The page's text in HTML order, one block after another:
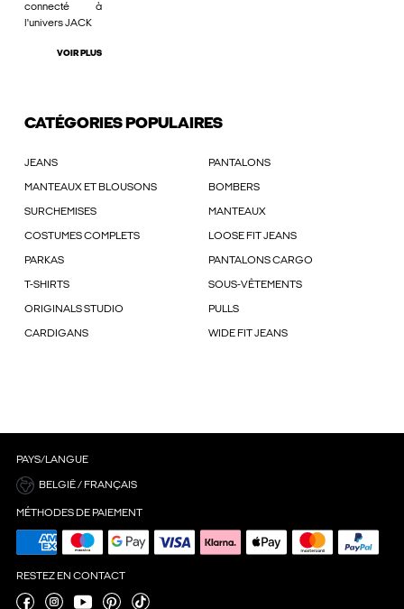
connecté à
l'univers JACK
VOIR PLUS
CATÉGORIES POPULAIRES
JEANS PANTALONS
MANTEAUX ET BLOUSONS BOMBERS
SURCHEMISES MANTEAUX
COSTUMES COMPLETS LOOSE FIT JEANS
PARKAS PANTALONS CARGO
T-SHIRTS SOUS-VÊTEMENTS
ORIGINALS STUDIO PULLS
CARDIGANS WIDE FIT JEANS
PAYS/LANGUE
BELGIË / FRANÇAIS
MÉTHODES DE PAIEMENT
RESTEZ EN CONTACT